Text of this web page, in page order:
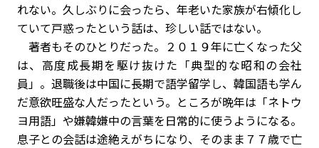
れない。久しぶりに会ったら、年老いた家族が右傾化し
ていて戸惑ったという話は、珍しい話ではない。
著者もそのひとりだった。２０１９年に亡くなった父
は、高度成長期を駆け抜けた「典型的な昭和の会社
員」。退職後は中国に長期で語学留学し、韓国語も学ん
だ意欲旺盛な人だったという。ところが晩年は「ネトウ
ヨ用語」や嫌韓嫌中の言葉を日常的に使うようになる。
息子との会話は途絶えがちになり、そのまま７７歳で亡